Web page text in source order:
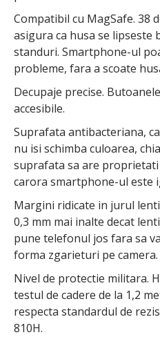
Compatibil cu MagSafe. 38
asigura ca husa se lipseste
standuri. Smartphone-ul
probleme, fara a scoate
Decupaje precise.
accesibile.
Suprafata antibacteriana,
nu isi schimba culoarea,
suprafata sa are
carora smartphone-ul este
Margini ridicate in jurul
0,3 mm mai inalte decat
pune telefonul jos fara sa
forma zgarieturi pe camera.
Nivel de protectie militara.
testul de cadere de la 1,2
respecta standardul de
810H.